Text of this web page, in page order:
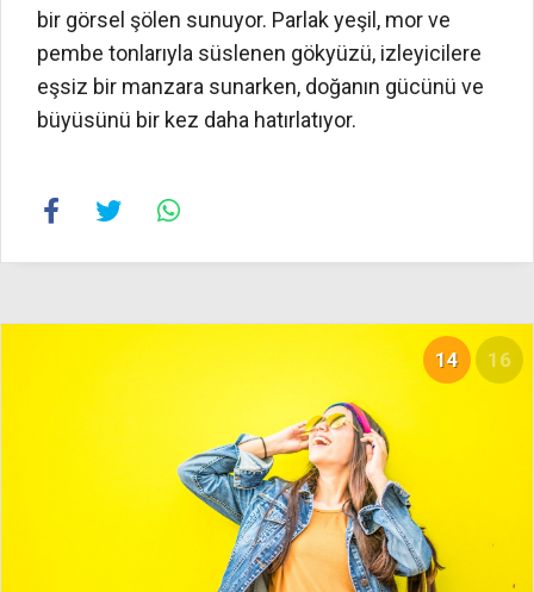
bir görsel şölen sunuyor. Parlak yeşil, mor ve
pembe tonlarıyla süslenen gökyüzü, izleyicilere
eşsiz bir manzara sunarken, doğanın gücünü ve
büyüsünü bir kez daha hatırlatıyor.
14 16